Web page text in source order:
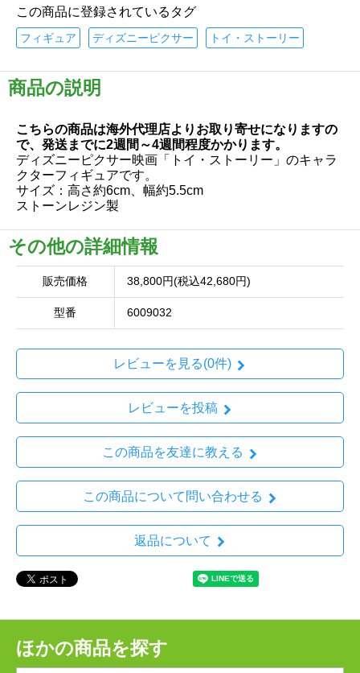
この商品に登録されているタグ
フィギュア ディズニーピクサー トイ・ストーリー
商品の説明
こちらの商品は海外代理店よりお取り寄せになりますの
で、発送までに2週間～4週間程度かかります。
ディズニーピクサー映画「トイ・ストーリー」のキャラ
クターフィギュアです。
サイズ：高さ約6cm、幅約5.5cm
ストーンレジン製
その他の詳細情報
販売価格 38,800円(税込42,680円)
型番 6009032
レビューを見る(0件)
レビューを投稿
この商品を友達に教える
この商品について問い合わせる
返品について
ほかの商品を探す